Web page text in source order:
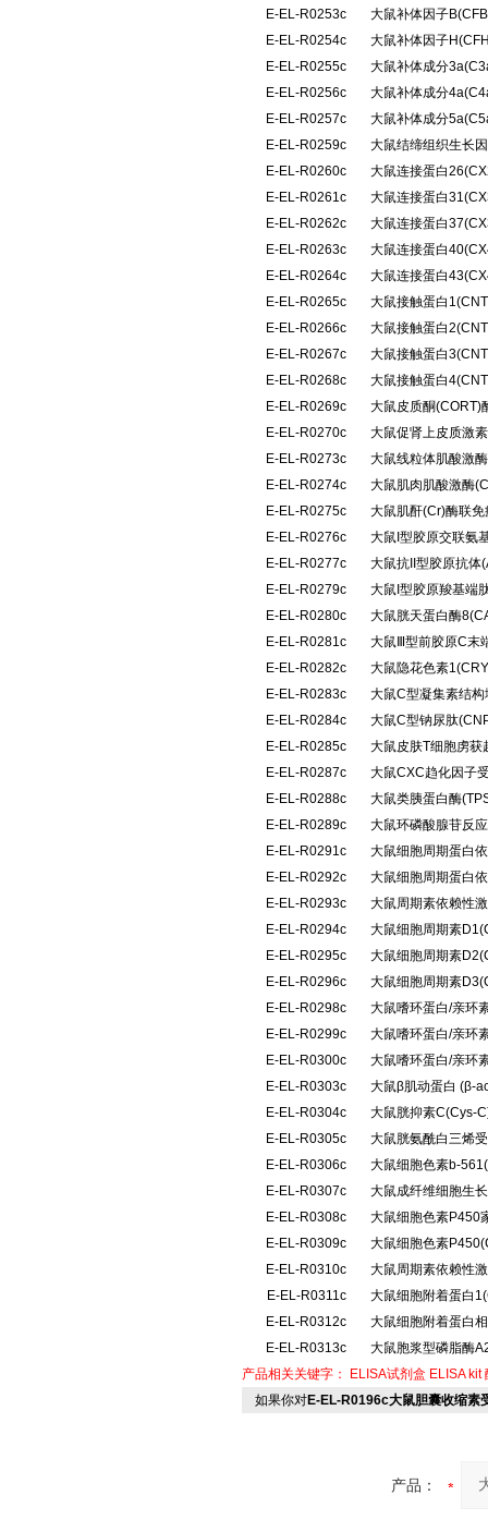
E-EL-R0253c
大鼠补体因子
E-EL-R0254c
大鼠补体因子
E-EL-R0255c
大鼠补体成分
E-EL-R0256c
大鼠补体成分
E-EL-R0257c
大鼠补体成分
E-EL-R0259c
大鼠结缔组织生长
E-EL-R0260c
大鼠连接蛋白
E-EL-R0261c
大鼠连接蛋白
E-EL-R0262c
大鼠连接蛋白
E-EL-R0263c
大鼠连接蛋白
E-EL-R0264c
大鼠连接蛋白
E-EL-R0265c
大鼠接触蛋白
E-EL-R0266c
大鼠接触蛋白
E-EL-R0267c
大鼠接触蛋白
E-EL-R0268c
大鼠接触蛋白
E-EL-R0269c
大鼠皮质酮(CORT)
E-EL-R0270c
大鼠促肾上皮质激
E-EL-R0273c
大鼠线粒体肌酸激
E-EL-R0274c
大鼠肌肉肌酸激酶
E-EL-R0275c
大鼠肌酐(Cr)酶联
E-EL-R0276c
大鼠I型胶原交联氨
E-EL-R0277c
大鼠抗II型胶原抗体
E-EL-R0279c
大鼠I型胶原羧基端
E-EL-R0280c
大鼠胱天蛋白酶
E-EL-R0281c
大鼠Ⅲ型前胶原C末
E-EL-R0282c
大鼠隐花色素
E-EL-R0283c
大鼠C型凝集素结
E-EL-R0284c
大鼠C型钠尿肽
E-EL-R0285c
大鼠皮肤T细胞虏获
E-EL-R0287c
大鼠CXC趋化因子
E-EL-R0288c
大鼠类胰蛋白酶
E-EL-R0289c
大鼠环磷酸腺苷反
E-EL-R0291c
大鼠细胞周期蛋白
E-EL-R0292c
大鼠细胞周期蛋白
E-EL-R0293c
大鼠周期素依赖性
E-EL-R0294c
大鼠细胞周期素
E-EL-R0295c
大鼠细胞周期素
E-EL-R0296c
大鼠细胞周期素
E-EL-R0298c
大鼠嗜环蛋白/亲环
E-EL-R0299c
大鼠嗜环蛋白/亲环
E-EL-R0300c
大鼠嗜环蛋白/亲环
E-EL-R0303c
大鼠β肌动蛋白 (β-
E-EL-R0304c
大鼠胱抑素C(Cys-
E-EL-R0305c
大鼠胱氨酰白三烯
E-EL-R0306c
大鼠细胞色素b-
E-EL-R0307c
大鼠成纤维细胞生
E-EL-R0308c
大鼠细胞色素P450
E-EL-R0309c
大鼠细胞色素
E-EL-R0310c
大鼠周期素依赖性
E-EL-R0311c
大鼠细胞附着蛋白
E-EL-R0312c
大鼠细胞附着蛋白
E-EL-R0313c
大鼠胞浆型磷脂酶
产品相关关键字：
ELISA试剂盒 ELISA kit
如果你对E-EL-R0196c大鼠胆囊收缩
产品：